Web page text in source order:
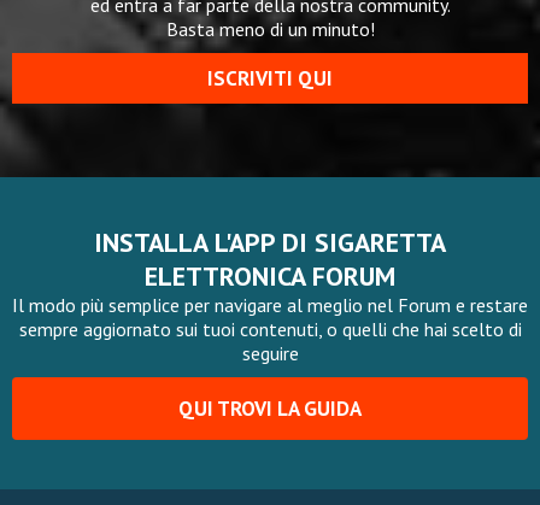
ed entra a far parte della nostra community.
Basta meno di un minuto!
ISCRIVITI QUI
INSTALLA L'APP DI SIGARETTA
ELETTRONICA FORUM
Il modo più semplice per navigare al meglio nel Forum e restare
sempre aggiornato sui tuoi contenuti, o quelli che hai scelto di
seguire
QUI TROVI LA GUIDA